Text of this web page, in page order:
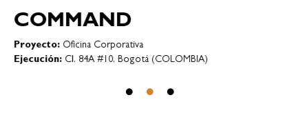
COLTRADING
GROUP